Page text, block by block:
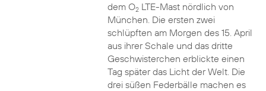
dem O2LTE-Mast nördlich von
München. Die ersten zwei
schlüpften am Morgen des 15. April
aus ihrer Schale und das dritte
Geschwisterchen erblickte einen
Tag später das Licht der Welt. Die
drei süßen Federbälle machen es